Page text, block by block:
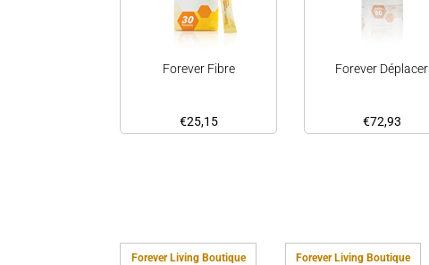
Forever Fibre
€25,15
Forever Déplacer
€72,93
Forever Living Boutique
Forever Living Boutique